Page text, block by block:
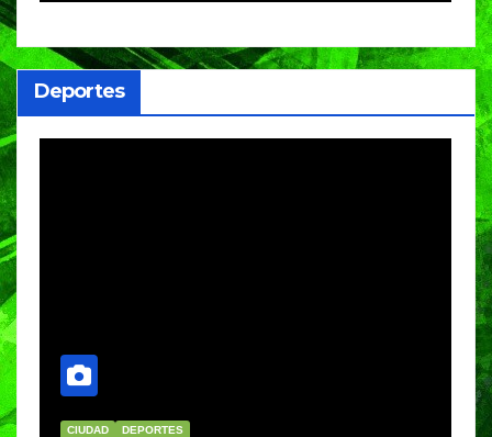
Deportes
CIUDAD DEPORTES